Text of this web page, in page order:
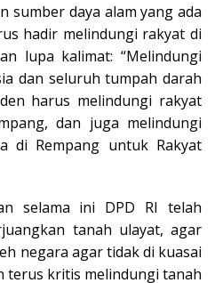
sumber daya alam yang ada
hadir melindungi rakyat di
lupa kalimat: “Melindungi
dan seluruh tumpah darah
harus melindungi rakyat
dan juga melindungi
di Rempang untuk Rakyat
selama ini DPD RI telah
tanah ulayat, agar
negara agar tidak di kuasai
terus kritis melindungi tanah